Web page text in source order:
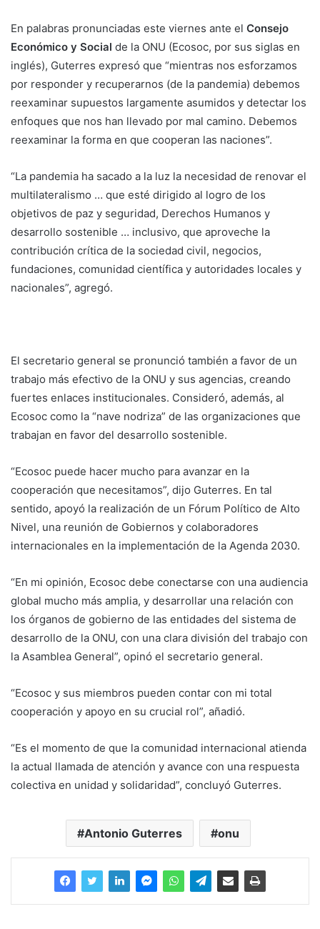
En palabras pronunciadas este viernes ante el Consejo
Económico y Social de la ONU (Ecosoc, por sus siglas en
inglés), Guterres expresó que “mientras nos esforzamos
por responder y recuperarnos (de la pandemia) debemos
reexaminar supuestos largamente asumidos y detectar los
enfoques que nos han llevado por mal camino. Debemos
reexaminar la forma en que cooperan las naciones”.
“La pandemia ha sacado a la luz la necesidad de renovar el
multilateralismo … que esté dirigido al logro de los
objetivos de paz y seguridad, Derechos Humanos y
desarrollo sostenible … inclusivo, que aproveche la
contribución crítica de la sociedad civil, negocios,
fundaciones, comunidad científica y autoridades locales y
nacionales”, agregó.
El secretario general se pronunció también a favor de un
trabajo más efectivo de la ONU y sus agencias, creando
fuertes enlaces institucionales. Consideró, además, al
Ecosoc como la “nave nodriza” de las organizaciones que
trabajan en favor del desarrollo sostenible.
“Ecosoc puede hacer mucho para avanzar en la
cooperación que necesitamos”, dijo Guterres. En tal
sentido, apoyó la realización de un Fórum Político de Alto
Nivel, una reunión de Gobiernos y colaboradores
internacionales en la implementación de la Agenda 2030.
“En mi opinión, Ecosoc debe conectarse con una audiencia
global mucho más amplia, y desarrollar una relación con
los órganos de gobierno de las entidades del sistema de
desarrollo de la ONU, con una clara división del trabajo con
la Asamblea General”, opinó el secretario general.
“Ecosoc y sus miembros pueden contar con mi total
cooperación y apoyo en su crucial rol”, añadió.
“Es el momento de que la comunidad internacional atienda
la actual llamada de atención y avance con una respuesta
colectiva en unidad y solidaridad”, concluyó Guterres.
Antonio Guterres onu